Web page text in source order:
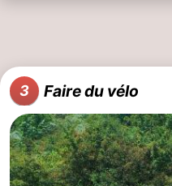
Médicales
Région
Hollande-
Septentrionale
-
3 Faire du vélo